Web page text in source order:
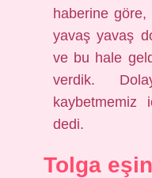
haberine göre,
yavaş yavaş
ve bu hale
verdik.
kaybetmemiz
dedi.
Tolga